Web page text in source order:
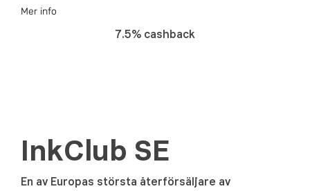
Mer info
7.5% cashback
InkClub SE
En av Europas största återförsäljare av